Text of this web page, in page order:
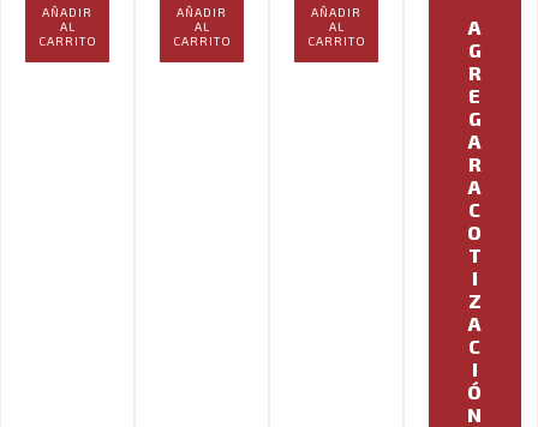
AÑADIR
AL
CARRITO
AÑADIR
AL
CARRITO
AÑADIR
AL
CARRITO
A
G
R
E
G
A
R
A
C
O
T
I
Z
A
C
I
Ó
N